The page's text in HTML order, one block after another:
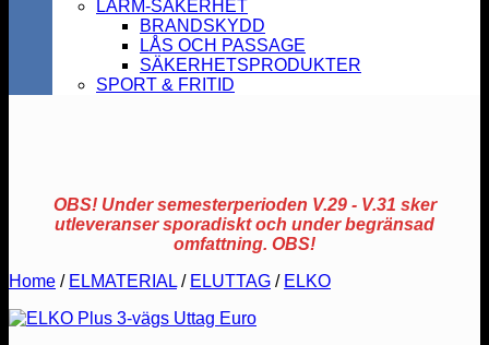
LARM-SÄKERHET
BRANDSKYDD
LÅS OCH PASSAGE
SÄKERHETSPRODUKTER
SPORT & FRITID
OBS! Under semesterperioden V.29 - V.31 sker
utleveranser sporadiskt och under begränsad
omfattning. OBS!
Home / ELMATERIAL / ELUTTAG / ELKO